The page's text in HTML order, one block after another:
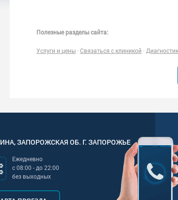
Полезные разделы сайта:
Услуги и цены · Связаться с клиникой ·
,ЗАПОРОЖСКАЯ ОБ. Г. ЗАПОРОЖЬЕ
Ежедневно
с08:00 - до22:00
без выходных